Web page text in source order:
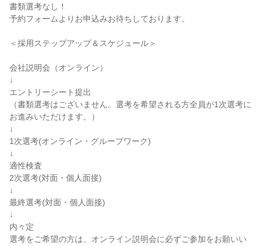
書類選考なし！
予約フォームよりお申込みお待ちしております。
＜採用ステップアップ＆スケジュール＞
会社説明会（オンライン）
↓
エントリーシート提出
（書類選考はございません。選考を希望される方全員が1次選考に
お進みいただけます。）
↓
1次選考(オンライン・グループワーク)
↓
適性検査
2次選考(対面・個人面接)
↓
最終選考(対面・個人面接)
↓
内々定
選考をご希望の方は、オンライン説明会に必ずご参加をお願いい